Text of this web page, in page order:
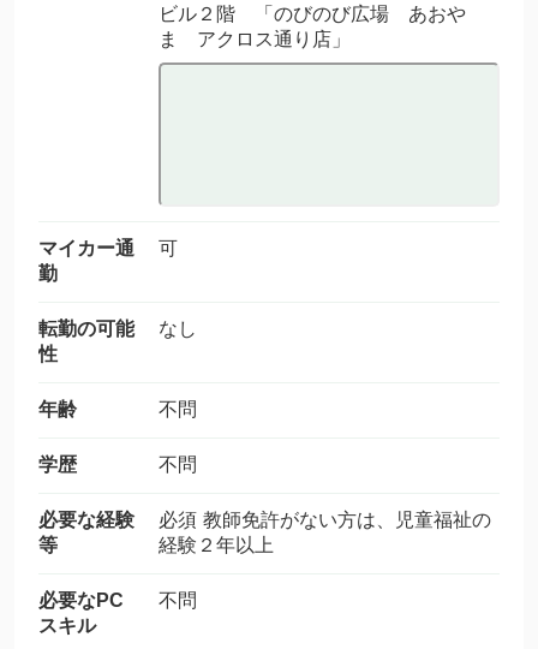
ビル２階 「のびのび広場 あおや
ま アクロス通り店」
マイカー通
勤
可
転勤の可能
性
なし
年齢 不問
学歴 不問
必要な経験
等
必須 教師免許がない方は、児童福祉の
経験２年以上
必要なPC
スキル
不問